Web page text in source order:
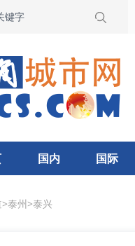
国内 国际
>泰州>泰兴